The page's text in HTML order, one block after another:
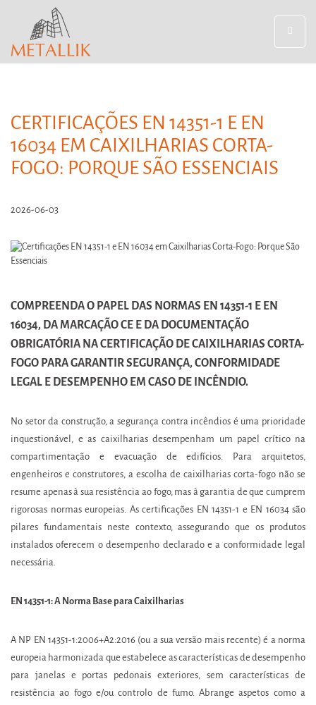
CERTIFICAÇÕES EN 14351-1 E EN
16034 EM CAIXILHARIAS CORTA-
FOGO: PORQUE SÃO ESSENCIAIS
2026-06-03
COMPREENDA O PAPEL DAS NORMAS EN 14351-1 E EN
16034, DA MARCAÇÃO CE E DA DOCUMENTAÇÃO
OBRIGATÓRIA NA CERTIFICAÇÃO DE CAIXILHARIAS CORTA-
FOGO PARA GARANTIR SEGURANÇA, CONFORMIDADE
LEGAL E DESEMPENHO EM CASO DE INCÊNDIO.
No setor da construção, a segurança contra incêndios é uma prioridade
inquestionável, e as caixilharias desempenham um papel crítico na
compartimentação e evacuação de edifícios. Para arquitetos,
engenheiros e construtores, a escolha de caixilharias corta-fogo não se
resume apenas à sua resistência ao fogo, mas à garantia de que cumprem
rigorosas normas europeias. As certificações EN 14351-1 e EN 16034 são
pilares fundamentais neste contexto, assegurando que os produtos
instalados oferecem o desempenho declarado e a conformidade legal
necessária.
EN 14351-1: A Norma Base para Caixilharias
A NP EN 14351-1:2006+A2:2016 (ou a sua versão mais recente) é a norma
europeia harmonizada que estabelece as características de desempenho
para janelas e portas pedonais exteriores, sem características de
resistência ao fogo e/ou controlo de fumo. Abrange aspetos como a